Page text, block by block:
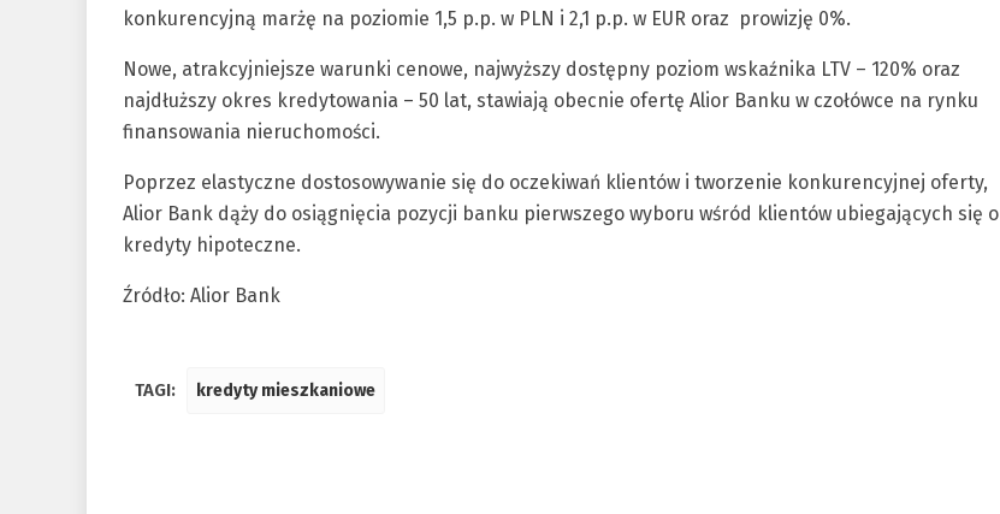
konkurencyjną marżę na poziomie 1,5 p.p. w PLN i 2,1 p.p. w EUR oraz prowizję 0%.
Nowe, atrakcyjniejsze warunki cenowe, najwyższy dostępny poziom wskaźnika LTV – 120% oraz
najdłuższy okres kredytowania – 50 lat, stawiają obecnie ofertę Alior Banku w czołówce na rynku
finansowania nieruchomości.
Poprzez elastyczne dostosowywanie się do oczekiwań klientów i tworzenie konkurencyjnej oferty,
Alior Bank dąży do osiągnięcia pozycji banku pierwszego wyboru wśród klientów ubiegających się o
kredyty hipoteczne.
Źródło: Alior Bank
TAGI: kredyty mieszkaniowe